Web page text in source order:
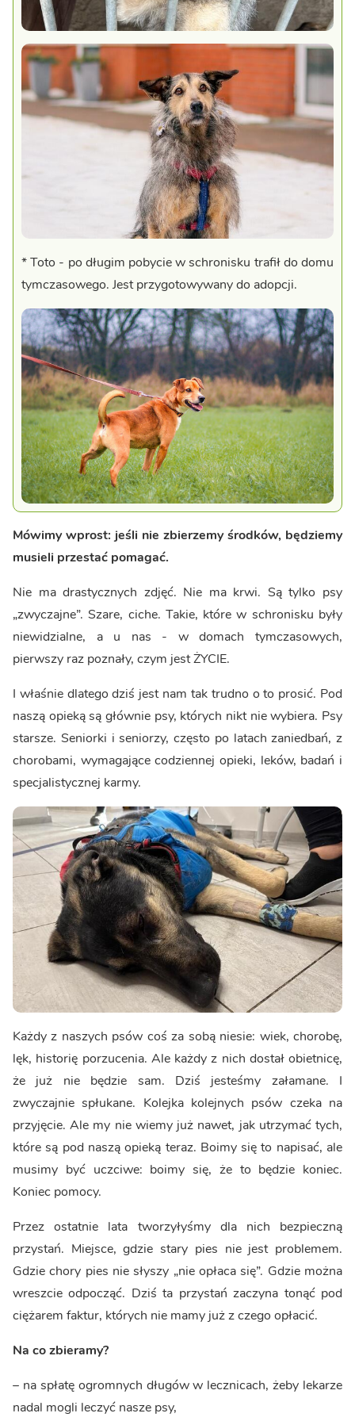
* Toto - po długim pobycie w schronisku trafił do domu
tymczasowego. Jest przygotowywany do adopcji.
Mówimy wprost: jeśli nie zbierzemy środków, będziemy
musieli przestać pomagać.
Nie ma drastycznych zdjęć. Nie ma krwi. Są tylko psy
„zwyczajne”. Szare, ciche. Takie, które w schronisku były
niewidzialne, a u nas - w domach tymczasowych,
pierwszy raz poznały, czym jest ŻYCIE.
I właśnie dlatego dziś jest nam tak trudno o to prosić. Pod
naszą opieką są głównie psy, których nikt nie wybiera. Psy
starsze. Seniorki i seniorzy, często po latach zaniedbań, z
chorobami, wymagające codziennej opieki, leków, badań i
specjalistycznej karmy.
Każdy z naszych psów coś za sobą niesie: wiek, chorobę,
lęk, historię porzucenia. Ale każdy z nich dostał obietnicę,
że już nie będzie sam. Dziś jesteśmy załamane. I
zwyczajnie spłukane. Kolejka kolejnych psów czeka na
przyjęcie. Ale my nie wiemy już nawet, jak utrzymać tych,
które są pod naszą opieką teraz. Boimy się to napisać, ale
musimy być uczciwe: boimy się, że to będzie koniec.
Koniec pomocy.
Przez ostatnie lata tworzyłyśmy dla nich bezpieczną
przystań. Miejsce, gdzie stary pies nie jest problemem.
Gdzie chory pies nie słyszy „nie opłaca się”. Gdzie można
wreszcie odpocząć. Dziś ta przystań zaczyna tonąć pod
ciężarem faktur, których nie mamy już z czego opłacić.
Na co zbieramy?
– na spłatę ogromnych długów w lecznicach, żeby lekarze
nadal mogli leczyć nasze psy,